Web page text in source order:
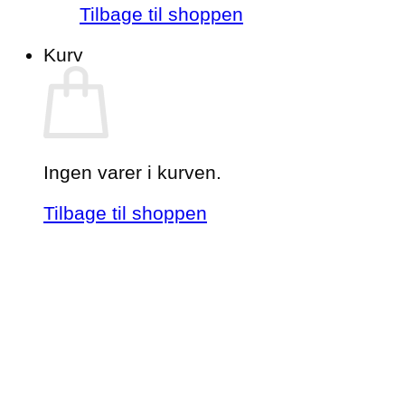
Tilbage til shoppen
Kurv
Ingen varer i kurven.
Tilbage til shoppen